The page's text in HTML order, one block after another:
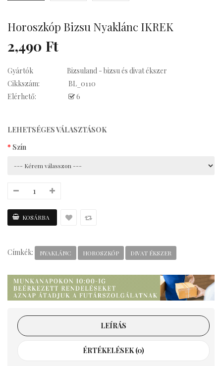
Statement
Horoszkóp Bizsu Nyaklánc IKREK
2,490 Ft
Gyártók
Bizsuland - bizsu és divat ékszer
Cikkszám:
BL_0110
Elérhető:
6
LEHETSÉGES VÁLASZTÁSOK
Szín
Címkék: NYAKLÁNC HOROSZKÓP DIVAT ÉKSZER
LEÍRÁS
ÉRTÉKELÉSEK (0)